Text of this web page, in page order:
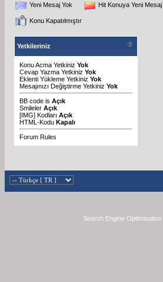
Yeni Mesaj Yok Hit Konuya Yeni Mesaj
Konu Kapatılmıştır
Yetkileriniz
Konu Acma Yetkiniz Yok
Cevap Yazma Yetkiniz Yok
Eklenti Yükleme Yetkiniz Yok
Mesajınızı Değiştirme Yetkiniz Yok
BB code is Açık
Smileler Açık
[IMG] Kodları Açık
HTML-Kodu Kapalı
Forum Rules
Search Engine